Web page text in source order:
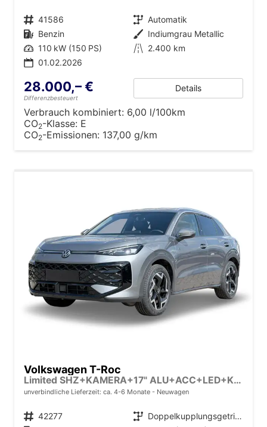
Fahrzeugnr. 41586 Getriebe Automatik
Kraftstoff Benzin Außenfarbe Indiumgrau Metallic
Leistung 110 kW (150 PS) Kilometerstand 2.400 km
01.02.2026
28.000,– €
Differenzbesteuert
Details
Verbrauch kombiniert: 6,00 l/100km
CO2-Klasse: E
CO2-Emissionen: 137,00 g/km
Volkswagen T-Roc
Limited SHZ+KAMERA+17" ALU+ACC+LED+KLIMA+PARK ASSIST
unverbindliche Lieferzeit: ca. 4-6 Monate Neuwagen
Fahrzeugnr. 42277 Getriebe
Doppelkupplungsgetriebe (DSG)